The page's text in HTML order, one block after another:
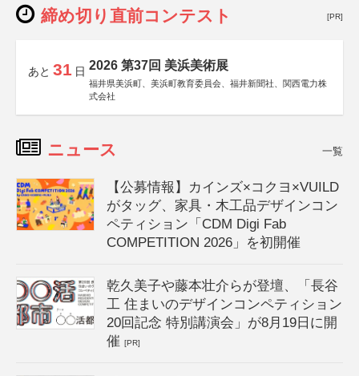
締め切り直前コンテスト [PR]
あと 31 日 2026 第37回 美浜美術展
福井県美浜町、美浜町教育委員会、福井新聞社、関西電力株
式会社
ニュース 一覧
【公募情報】カインズ×コクヨ×VUILD
がタッグ、家具・木工品デザインコン
ペティション「CDM Digi Fab
COMPETITION 2026」を初開催
乾久美子や藤本壮介らが登壇、「長谷
工 住まいのデザインコンペティション
20回記念 特別講演会」が8月19日に開
催[PR]